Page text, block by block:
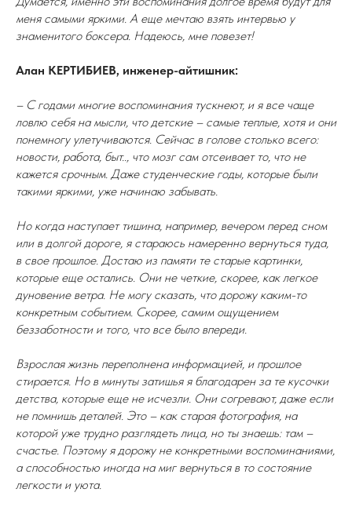
меня самыми яркими. А еще мечтаю взять интервью у
знаменитого боксера. Надеюсь, мне повезет!
Алан КЕРТИБИЕВ, инженер-айтишник:
– С годами многие воспоминания тускнеют, и я все чаще
ловлю себя на мысли, что детские – самые теплые, хотя и они
понемногу улетучиваются. Сейчас в голове столько всего:
новости, работа, быт.., что мозг сам отсеивает то, что не
кажется срочным. Даже студенческие годы, которые были
такими яркими, уже начинаю забывать.
Но когда наступает тишина, например, вечером перед сном
или в долгой дороге, я стараюсь намеренно вернуться туда,
в свое прошлое. Достаю из памяти те старые картинки,
которые еще остались. Они не четкие, скорее, как легкое
дуновение ветра. Не могу сказать, что дорожу каким-то
конкретным событием. Скорее, самим ощущением
беззаботности и того, что все было впереди.
Взрослая жизнь переполнена информацией, и прошлое
стирается. Но в минуты затишья я благодарен за те кусочки
детства, которые еще не исчезли. Они согревают, даже если
не помнишь деталей. Это – как старая фотография, на
которой уже трудно разглядеть лица, но ты знаешь: там –
счастье. Поэтому я дорожу не конкретными воспоминаниями,
а способностью иногда на миг вернуться в то состояние
легкости и уюта.